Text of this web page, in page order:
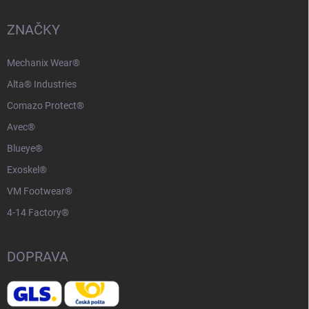
ZNAČKY
Mechanix Wear®
Alta® Industries
Comazo Protect®
Avec®
Blueye®
Exoskel®
VM Footwear®
4-14 Factory®
DOPRAVA